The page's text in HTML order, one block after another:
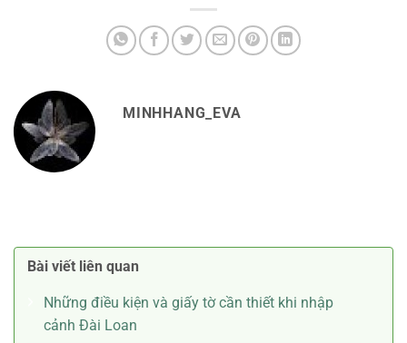
MINHHANG_EVA
Bài viết liên quan
Những điều kiện và giấy tờ cần thiết khi nhập
cảnh Đài Loan